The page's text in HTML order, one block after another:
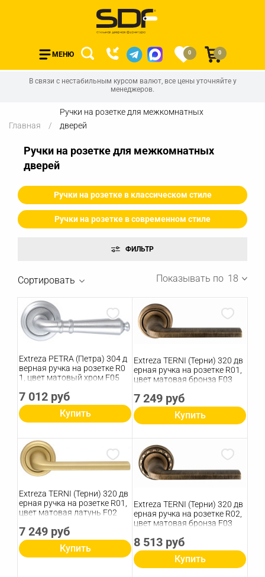
МЕНЮ 0 0
В связи с нестабильным курсом валют, все цены уточняйте у
менеджеров.
Главная
Ручки на розетке для межкомнатных
дверей
Ручки на розетке для межкомнатных
дверей
Ручки на розетке в классическом стиле
Ручки на розетке в современном стиле
Сортировать Показывать по 18
Extreza PETRA (Петра) 304 д
верная ручка на розетке R0
1, цвет матовый хром F05
7 012 руб
Купить
Extreza TERNI (Терни) 320 дв
ерная ручка на розетке R01,
цвет матовая бронза F03
7 249 руб
Купить
Extreza TERNI (Терни) 320 дв
ерная ручка на розетке R01,
цвет матовая латунь F02
7 249 руб
Купить
Extreza TERNI (Терни) 320 дв
ерная ручка на розетке R02,
цвет матовая бронза F03
8 513 руб
Купить